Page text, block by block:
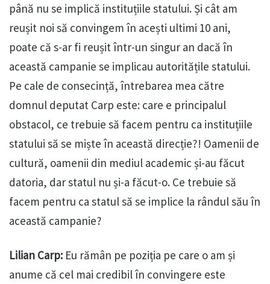
până nu se implică instituțiile statului. Și cât am
reușit noi să convingem în acești ultimi 10 ani,
poate că s-ar fi reușit într-un singur an dacă în
această campanie se implicau autoritățile statului.
Pe cale de consecință, întrebarea mea către
domnul deputat Carp este: care e principalul
obstacol, ce trebuie să facem pentru ca instituțiile
statului să se miște în această direcție?! Oamenii de
cultură, oamenii din mediul academic și-au făcut
datoria, dar statul nu și-a făcut-o. Ce trebuie să
facem pentru ca statul să se implice la rândul său în
această campanie?
Lilian Carp: Eu rămân pe poziția pe care o am și
anume că cel mai credibil în convingere este